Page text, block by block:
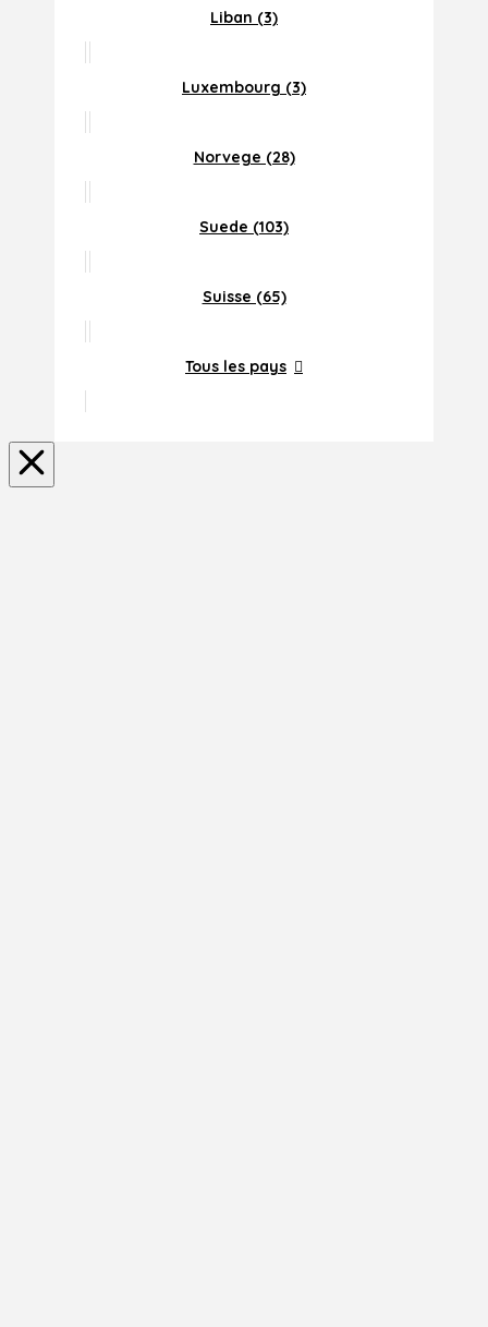
Liban (3)
Luxembourg (3)
Norvege (28)
Suede (103)
Suisse (65)
Tous les pays